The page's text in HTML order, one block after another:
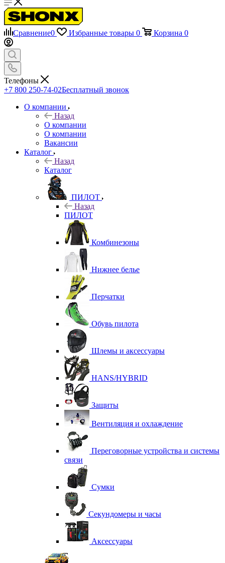
Сравнение0 Избранные товары 0 Корзина 0
Телефоны
+7 800 250-74-02Бесплатный звонок
О компании
Назад
О компании
О компании
Вакансии
Каталог
Назад
Каталог
ПИЛОТ
Назад
ПИЛОТ
Комбинезоны
Нижнее белье
Перчатки
Обувь пилота
Шлемы и аксессуары
HANS/HYBRID
Защиты
Вентиляция и охлаждение
Переговорные устройства и системы
связи
Сумки
Секундомеры и часы
Аксессуары